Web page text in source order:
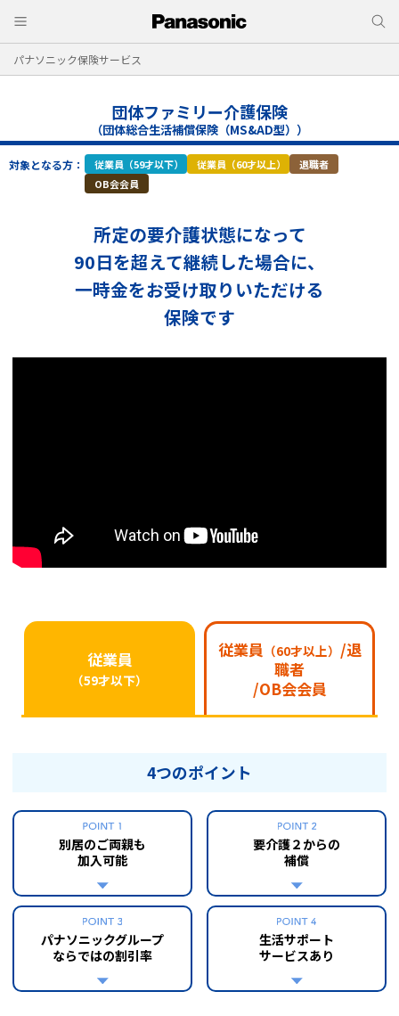
パナソニック保険サービス
団体ファミリー介護保険
（団体総合生活補償保険（MS&AD型））
対象となる方： 従業員（59才以下） 従業員（60才以上）
退職者
OB会会員
所定の要介護状態になって
90日を超えて継続した場合に、
一時金をお受け取りいただける
保険です
従業員
（59才以下）
従業員 （60才以上） /退
職者
/OB会会員
4つのポイント
別居のご両親も
加入可能
要介護２からの
補償
パナソニックグループ
ならではの割引率
生活サポート
サービスあり